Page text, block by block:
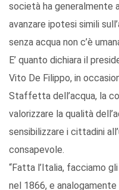
società ha generalmente
avanzare ipotesi simili
senza acqua non c’è
E’ quanto dichiara il
Vito De Filippo, in
Staffetta dell’acqua, la
valorizzare la qualità
sensibilizzare i cittadini
consapevole.
“Fatta l’Italia, facciamo
nel 1866, e